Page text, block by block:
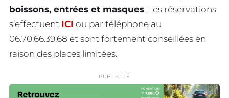
boissons, entrées et masques. Les réservations
s’effectuent ICI ou par téléphone au
06.70.66.39.68 et sont fortement conseillées en
raison des places limitées.
PUBLICITÉ